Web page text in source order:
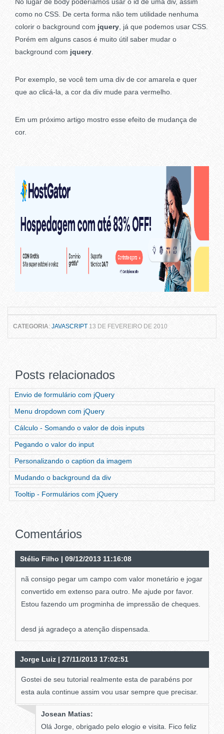
No lugar de body poderíamos usar o id de uma div, assim
como no CSS. De certa forma não tem utilidade nenhuma
colorir o background com jquery, já que podemos usar CSS.
Porém em alguns casos é muito útil saber mudar o
background com jquery.
Por exemplo, se você tem uma div de cor amarela e quer
que ao clicá-la, a cor da div mude para vermelho.
Em um próximo artigo mostro esse efeito de mudança de
cor.
CATEGORIA: JAVASCRIPT 13 DE FEVEREIRO DE 2010
Posts relacionados
Envio de formulário com jQuery
Menu dropdown com jQuery
Cálculo - Somando o valor de dois inputs
Pegando o valor do input
Personalizando o caption da imagem
Mudando o background da div
Tooltip - Formulários com jQuery
Comentários
Stélio Filho | 09/12/2013 11:16:08
nã consigo pegar um campo com valor monetário e jogar
convertido em extenso para outro. Me ajude por favor.
Estou fazendo um progminha de impressão de cheques.
desd já agradeço a atenção dispensada.
Jorge Luiz | 27/11/2013 17:02:51
Gostei de seu tutorial realmente esta de parabéns por
esta aula continue assim vou usar sempre que precisar.
Josean Matias:
Olá Jorge, obrigado pelo elogio e visita. Fico feliz